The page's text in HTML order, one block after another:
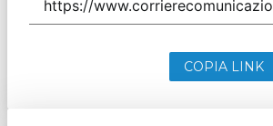
COPIA LINK